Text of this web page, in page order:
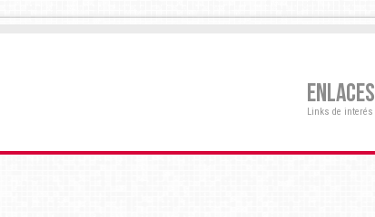
ENLACES
Links de interés